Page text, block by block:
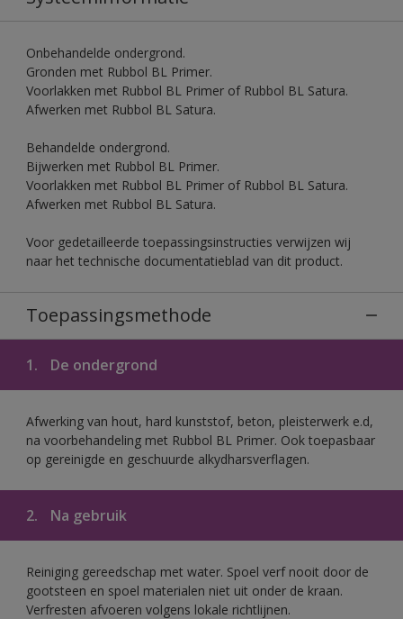
Onbehandelde ondergrond.
Gronden met Rubbol BL Primer.
Voorlakken met Rubbol BL Primer of Rubbol BL Satura.
Afwerken met Rubbol BL Satura.
Behandelde ondergrond.
Bijwerken met Rubbol BL Primer.
Voorlakken met Rubbol BL Primer of Rubbol BL Satura.
Afwerken met Rubbol BL Satura.
Voor gedetailleerde toepassingsinstructies verwijzen wij
naar het technische documentatieblad van dit product.
Toepassingsmethode
1. De ondergrond
Afwerking van hout, hard kunststof, beton, pleisterwerk e.d,
na voorbehandeling met Rubbol BL Primer. Ook toepasbaar
op gereinigde en geschuurde alkydharsverflagen.
2. Na gebruik
Reiniging gereedschap met water. Spoel verf nooit door de
gootsteen en spoel materialen niet uit onder de kraan.
Verfresten afvoeren volgens lokale richtlijnen.